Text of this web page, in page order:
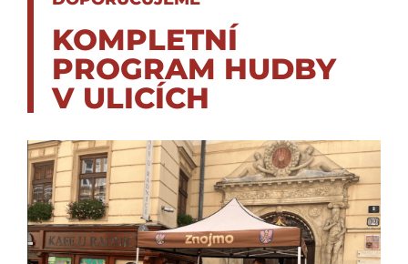
KOMPLETNÍ
PROGRAM HUDBY
V ULICÍCH